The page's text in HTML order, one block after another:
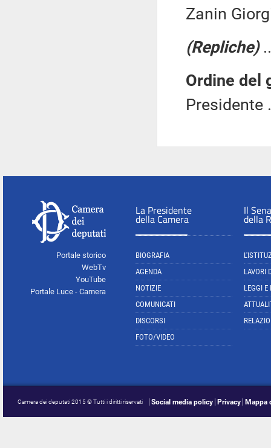
Zanin
(Repliche)
Ordine del
Presidente
Portale storico
WebTv
YouTube
Portale Luce - Camera
La Presidente
della Camera
BIOGRAFIA
AGENDA
NOTIZIE
COMUNICATI
DISCORSI
FOTO/VIDEO
Il
della
LAVORI
LEGGI E
Camera dei deputati 2015 © Tutti i diritti riservati Social media policy Privacy Mappa